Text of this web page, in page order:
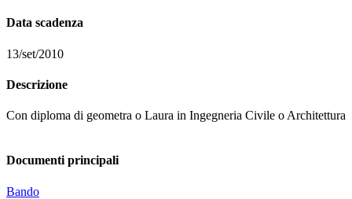
Data scadenza
13/set/2010
Descrizione
Con diploma di geometra o Laura in Ingegneria Civile o Architettura
Documenti principali
Bando